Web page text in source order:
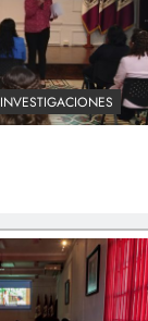
INVESTIGACIONES